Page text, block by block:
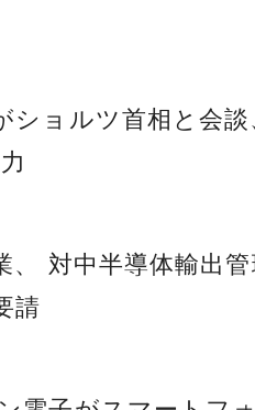
ショルツ首相と会
、 対中半導体輸出
請